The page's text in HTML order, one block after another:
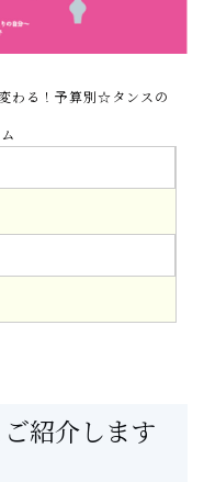
わる！予算別☆タンスの
紹介します